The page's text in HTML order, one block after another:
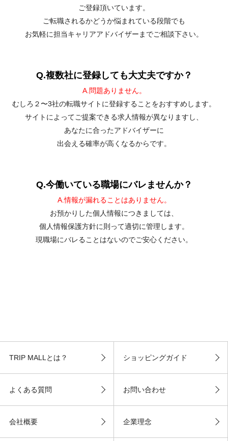
ご登録頂いています。
ご転職されるかどうか悩まれている段階でも
お気軽に担当キャリアアドバイザーまでご相談下さい。
Q.複数社に登録しても大丈夫ですか？
A.問題ありません。
むしろ２〜3社の転職サイトに登録することをおすすめします。
サイトによってご提案できる求人情報が異なりますし、
あなたに合ったアドバイザーに
出会える確率が高くなるからです。
Q.今働いている職場にバレませんか？
A.情報が漏れることはありません。
お預かりした個人情報につきましては、
個人情報保護方針に則って適切に管理します。
現職場にバレることはないのでご安心ください。
TRIP MALLとは？ ショッピングガイド
よくある質問 お問い合わせ
会社概要 企業理念